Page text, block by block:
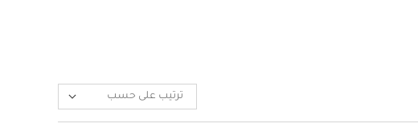
ترتيب على حسب